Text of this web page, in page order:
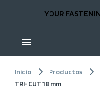
YOUR
Inicio Productos
TRI-CUT 18 mm